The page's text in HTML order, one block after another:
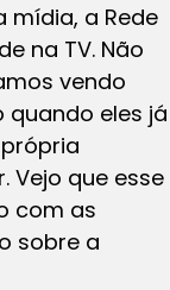
mídia, a Rede
na TV. Não
vendo
quando eles já
Vejo que esse
com as
sobre a